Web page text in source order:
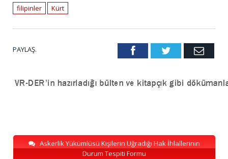
filipinler Kürt
PAYLAŞ. FacebookTwitter Email
Askerlik Yükümlüsü Kişilerin Uğradığı Hak İhlallerinin
Durum Tespiti Formu